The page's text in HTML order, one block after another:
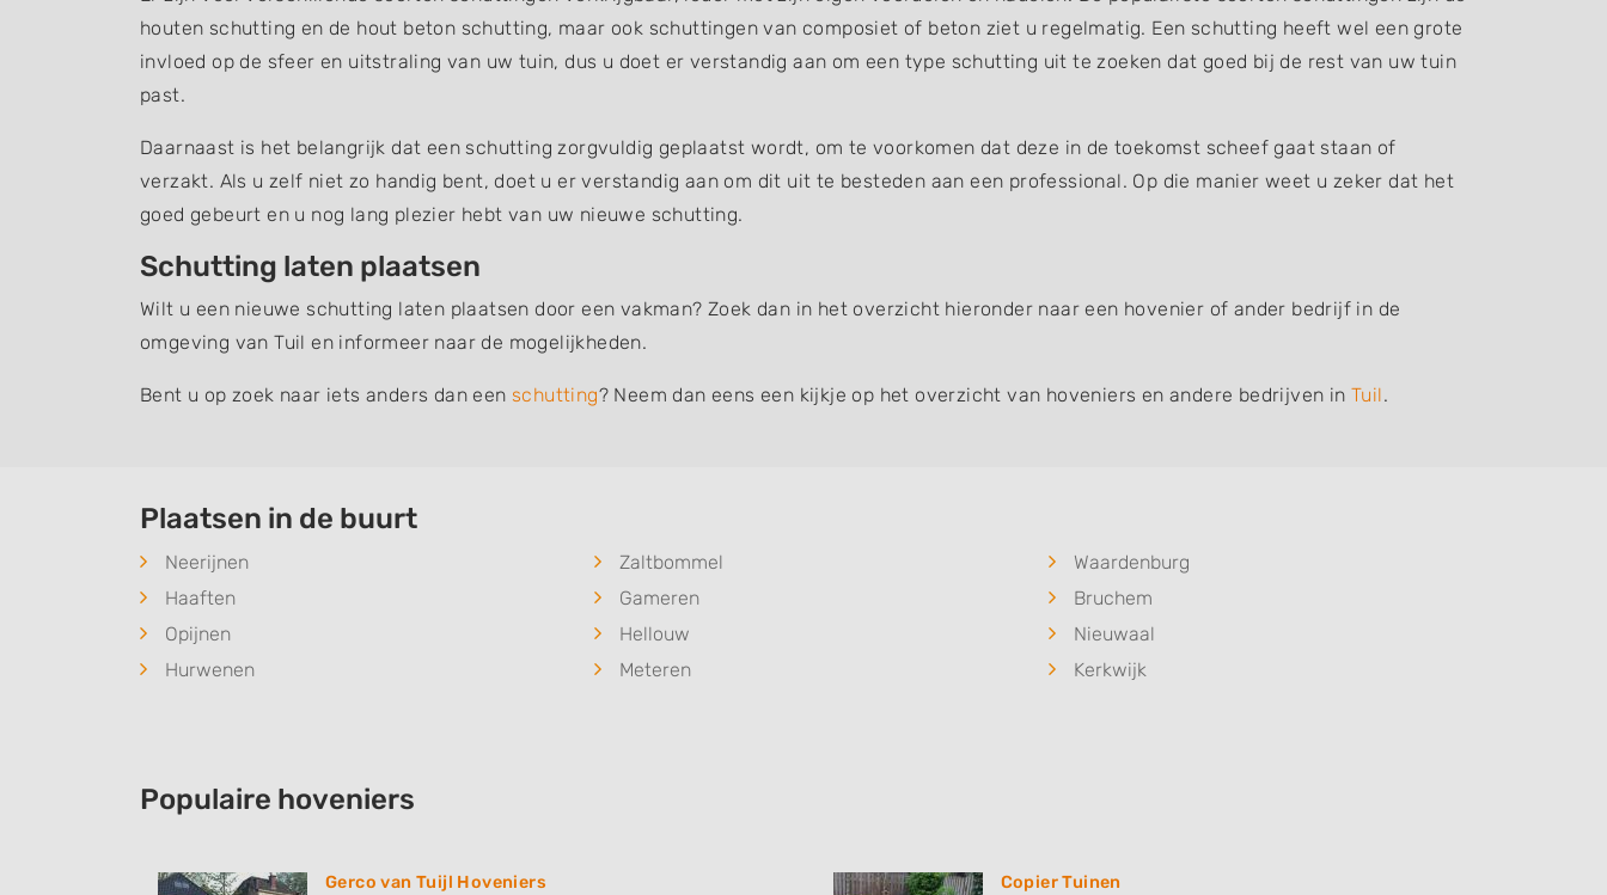
houten schutting en de hout beton schutting, maar ook schuttingen van composiet of beton ziet u regelmatig. Een schutting heeft wel een grote
invloed op de sfeer en uitstraling van uw tuin, dus u doet er verstandig aan om een type schutting uit te zoeken dat goed bij de rest van uw tuin
past.
Daarnaast is het belangrijk dat een schutting zorgvuldig geplaatst wordt, om te voorkomen dat deze in de toekomst scheef gaat staan of
verzakt. Als u zelf niet zo handig bent, doet u er verstandig aan om dit uit te besteden aan een professional. Op die manier weet u zeker dat het
goed gebeurt en u nog lang plezier hebt van uw nieuwe schutting.
Schutting laten plaatsen
Wilt u een nieuwe schutting laten plaatsen door een vakman? Zoek dan in het overzicht hieronder naar een hovenier of ander bedrijf in de
omgeving van Tuil en informeer naar de mogelijkheden.
Bent u op zoek naar iets anders dan een schutting? Neem dan eens een kijkje op het overzicht van hoveniers en andere bedrijven inTuil.
Plaatsen in de buurt
Neerijnen Zaltbommel
Waardenburg
Haaften
Gameren
Bruchem
Opijnen
Hellouw
Nieuwaal
Hurwenen
Meteren Kerkwijk
Populaire hoveniers
Gerco van Tuijl Hoveniers Copier Tuinen